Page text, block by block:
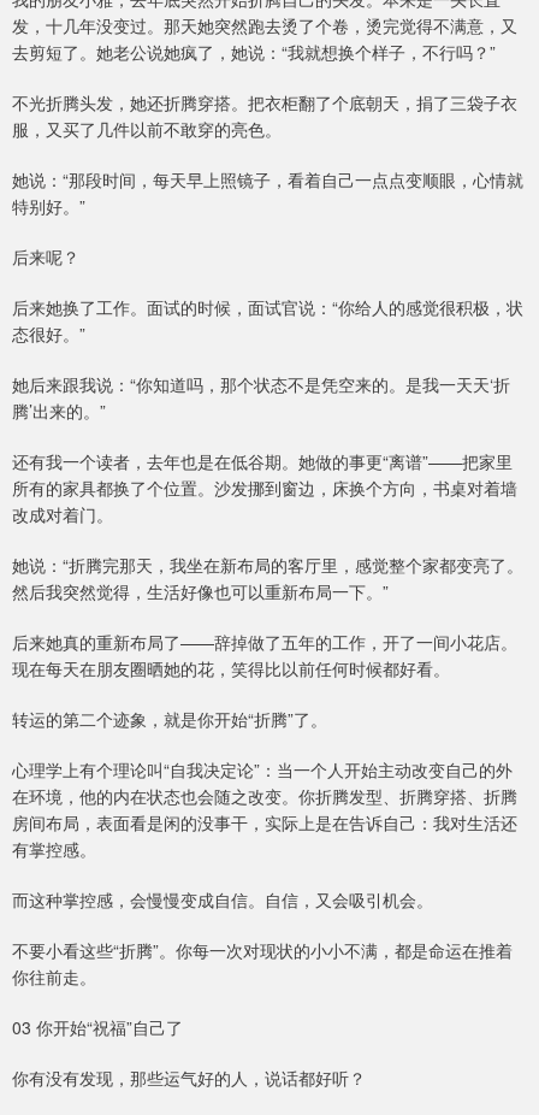
发，十几年没变过。那天她突然跑去烫了个卷，烫完觉得不满意，又
去剪短了。她老公说她疯了，她说：“我就想换个样子，不行吗？”
不光折腾头发，她还折腾穿搭。把衣柜翻了个底朝天，捐了三袋子衣
服，又买了几件以前不敢穿的亮色。
她说：“那段时间，每天早上照镜子，看着自己一点点变顺眼，心情就
特别好。”
后来呢？
后来她换了工作。面试的时候，面试官说：“你给人的感觉很积极，状
态很好。”
她后来跟我说：“你知道吗，那个状态不是凭空来的。是我一天天‘折
腾’出来的。”
还有我一个读者，去年也是在低谷期。她做的事更“离谱”——把家里
所有的家具都换了个位置。沙发挪到窗边，床换个方向，书桌对着墙
改成对着门。
她说：“折腾完那天，我坐在新布局的客厅里，感觉整个家都变亮了。
然后我突然觉得，生活好像也可以重新布局一下。”
后来她真的重新布局了——辞掉做了五年的工作，开了一间小花店。
现在每天在朋友圈晒她的花，笑得比以前任何时候都好看。
转运的第二个迹象，就是你开始“折腾”了。
心理学上有个理论叫“自我决定论”：当一个人开始主动改变自己的外
在环境，他的内在状态也会随之改变。你折腾发型、折腾穿搭、折腾
房间布局，表面看是闲的没事干，实际上是在告诉自己：我对生活还
有掌控感。
而这种掌控感，会慢慢变成自信。自信，又会吸引机会。
不要小看这些“折腾”。你每一次对现状的小小不满，都是命运在推着
你往前走。
03 你开始“祝福”自己了
你有没有发现，那些运气好的人，说话都好听？